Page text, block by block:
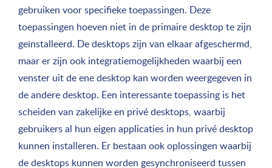
gebruiken voor specifieke toepassingen. Deze
toepassingen hoeven niet in de primaire desktop te zijn
geïnstalleerd. De desktops zijn van elkaar afgeschermd,
maar er zijn ook integratiemogelijkheden waarbij een
venster uit de ene desktop kan worden weergegeven in
de andere desktop. Een interessante toepassing is het
scheiden van zakelijke en privé desktops, waarbij
gebruikers al hun eigen applicaties in hun privé desktop
kunnen installeren. Er bestaan ook oplossingen waarbij
de desktops kunnen worden gesynchroniseerd tussen